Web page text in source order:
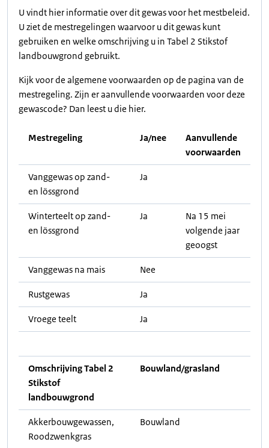
U vindt hier informatie over dit gewas voor het mestbeleid.
U ziet de mestregelingen waarvoor u dit gewas kunt
gebruiken en welke omschrijving u in Tabel 2 Stikstof
landbouwgrond gebruikt.
Kijk voor de algemene voorwaarden op de pagina van de
mestregeling. Zijn er aanvullende voorwaarden voor deze
gewascode? Dan leest u die hier.
Mestregeling Ja/nee
Aanvullende
voorwaarden
Vanggewas op zand-
en lössgrond
Ja
Winterteelt op zand-
en lössgrond
Ja
Na 15 mei
volgende jaar
geoogst
Vanggewas na mais Nee
Rustgewas Ja
Vroege teelt Ja
Omschrijving Tabel 2
Stikstof
landbouwgrond
Bouwland/grasland
Akkerbouwgewassen,
Roodzwenkgras
Bouwland